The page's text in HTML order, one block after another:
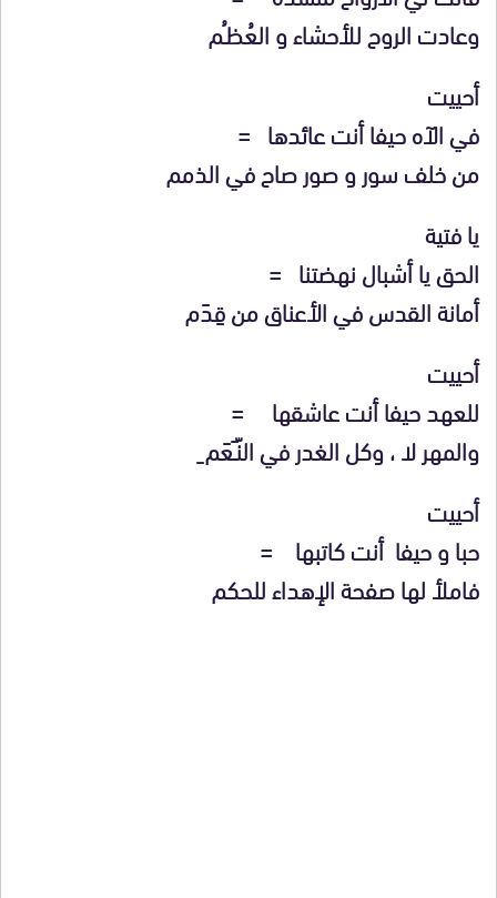
وعادت الروح للأحشاء و العُظـُم
أحييت
في الآه حيفا أنت عائدها =
من خلف سور و صور صاح في الذمم
يا فتية
الحق يا أشبال نهضتنا =
أمانة القدس في الأعناق من قِدَم
أحييت
للعهد حيفا أنت عاشقها =
والمهر لا ، وكل الغدر في النّـَعَم ِ
أحييت
حبا و حيفا أنت كاتبها =
فاملأ لها صفحة الإهداء للحكم